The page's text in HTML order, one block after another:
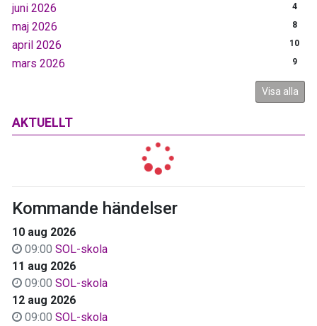
juni 2026 4
maj 2026 8
april 2026 10
mars 2026 9
Visa alla
AKTUELLT
Kommande händelser
10 aug 2026
09:00 SOL-skola
11 aug 2026
09:00 SOL-skola
12 aug 2026
09:00 SOL-skola